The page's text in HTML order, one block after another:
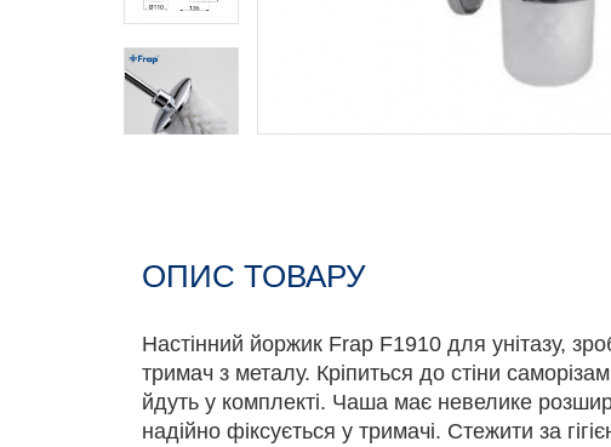
ОПИС ТОВАРУ
Настінний йоржик Frap F1910 для унітазу,
тримач з металу. Кріпиться до стіни
йдуть у комплекті. Чаша має невелике
надійно фіксується у тримачі. Стежити за